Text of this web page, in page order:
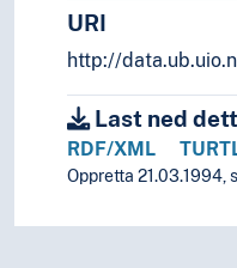
URI
http://
Last ned
RDF/XML
Oppretta 21.03.1994,